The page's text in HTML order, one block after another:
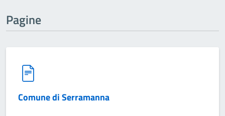
Pagine
Comune di Serramanna